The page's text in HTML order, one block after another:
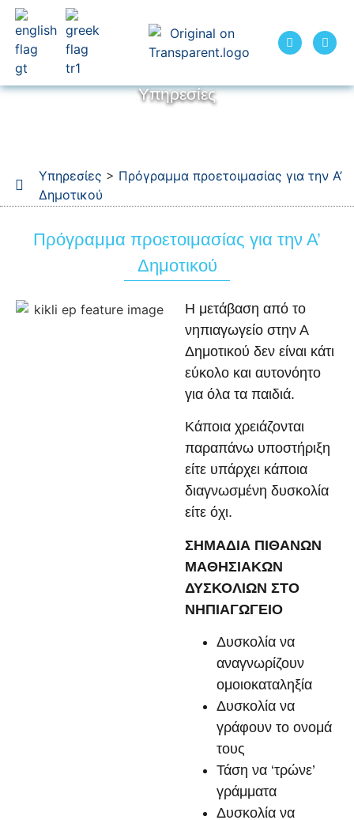
Υπηρεσίες
Υπηρεσίες > Πρόγραμμα προετοιμασίας για την Α’
Δημοτικού
Πρόγραμμα προετοιμασίας για την Α’
Δημοτικού
Η μετάβαση από το
νηπιαγωγείο στην Α
Δημοτικού δεν είναι κάτι
εύκολο και αυτονόητο
για όλα τα παιδιά.
Κάποια χρειάζονται
παραπάνω υποστήριξη
είτε υπάρχει κάποια
διαγνωσμένη δυσκολία
είτε όχι.
ΣΗΜΑΔΙΑ ΠΙΘΑΝΩΝ
ΜΑΘΗΣΙΑΚΩΝ
ΔΥΣΚΟΛΙΩΝ ΣΤΟ
ΝΗΠΙΑΓΩΓΕΙΟ
Δυσκολία να
αναγνωρίζουν
ομοιοκαταληξία
Δυσκολία να
γράφουν το ονομά
τους
Τάση να ‘τρώνε’
γράμματα
Δυσκολία να